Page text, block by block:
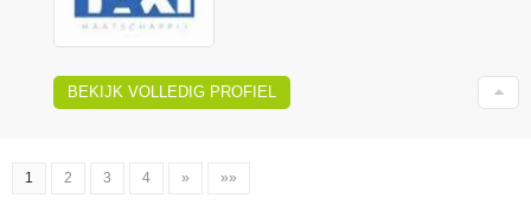
BEKIJK VOLLEDIG PROFIEL
1 2 3 4 » »»